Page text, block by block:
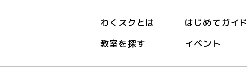
わくスクとは はじめてガイド
教室を探す
イベント